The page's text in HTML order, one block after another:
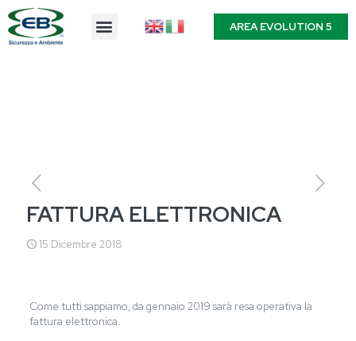
AREA EVOLUTION 5
FATTURA ELETTRONICA
15 Dicembre 2018
Come tutti sappiamo, da gennaio 2019 sarà resa operativa la
fattura elettronica.